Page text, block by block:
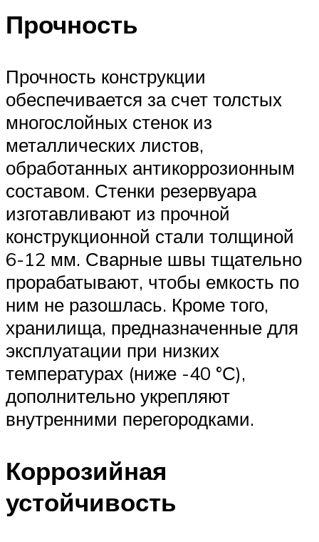
Прочность
Прочность конструкции
обеспечивается за счет толстых
многослойных стенок из
металлических листов,
обработанных антикоррозионным
составом. Стенки резервуара
изготавливают из прочной
конструкционной стали толщиной
6-12 мм. Сварные швы тщательно
прорабатывают, чтобы емкость по
ним не разошлась. Кроме того,
хранилища, предназначенные для
эксплуатации при низких
температурах (ниже -40 °С),
дополнительно укрепляют
внутренними перегородками.
Коррозийная
устойчивость